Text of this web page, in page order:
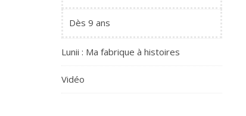
Dès 9 ans
Lunii : Ma fabrique à histoires
Vidéo